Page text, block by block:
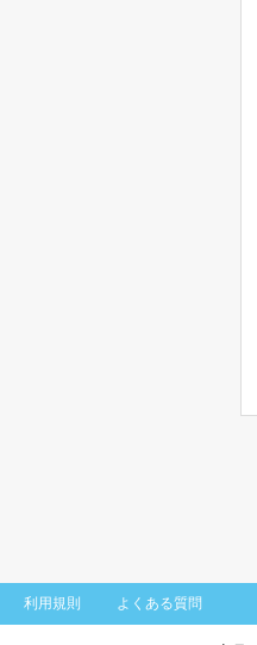
利用規則 よくある質問